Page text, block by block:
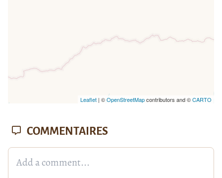
Leaflet| ©OpenStreetMapcontributors and ©CARTO
COMMENTAIRES